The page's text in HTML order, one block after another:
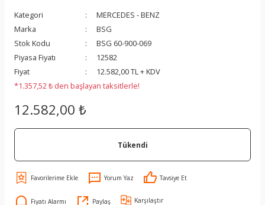
Kategori
MERCEDES - BENZ
Marka
BSG
Stok Kodu
BSG 60-900-069
Piyasa Fiyatı
12582
Fiyat
12.582,00 TL + KDV
*1.357,52 ₺ den başlayan taksitlerle!
12.582,00 ₺
Tükendi
Yorum Yaz Tavsiye Et
Fiyatı Alarmı Paylaş Karşılaştır